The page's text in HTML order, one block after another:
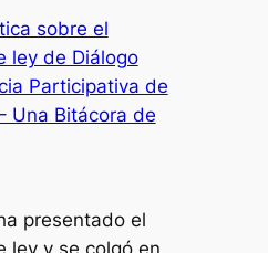
sobre el
ley de Diálogo
Participativa de
Una Bitácora de
presentado el
ley y se colgó en